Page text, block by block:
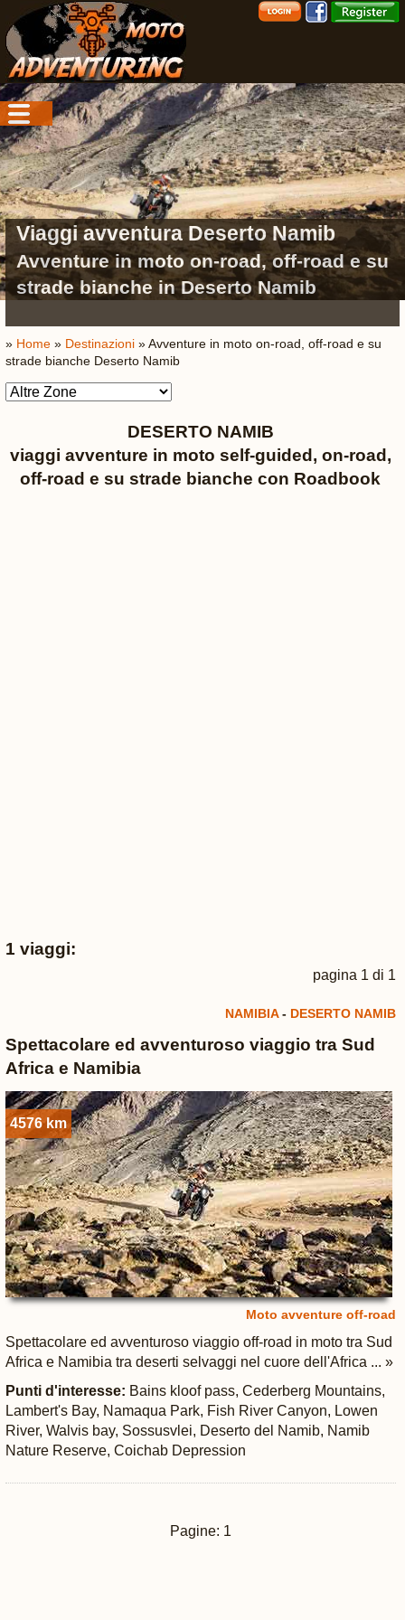
Viaggi avventura Deserto Namib
Avventure in moto on-road, off-road e su
strade bianche in Deserto Namib
» Home» Destinazioni» Avventure in moto on-road, off-road e su
strade bianche Deserto Namib
DESERTO NAMIB
viaggi avventure in moto self-guided, on-road,
off-road e su strade bianche con Roadbook
1 viaggi:
pagina 1 di 1
NAMIBIA- DESERTO NAMIB
Spettacolare ed avventuroso viaggio tra Sud
Africa e Namibia
4576 km
Moto avventure off-road
Spettacolare ed avventuroso viaggio off-road in moto tra Sud
Africa e Namibia tra deserti selvaggi nel cuore dell'Africa ... »
Punti d'interesse: Bains kloof pass, Cederberg Mountains,
Lambert's Bay, Namaqua Park, Fish River Canyon, Lowen
River, Walvis bay, Sossusvlei, Deserto del Namib, Namib
Nature Reserve, Coichab Depression
Pagine: 1